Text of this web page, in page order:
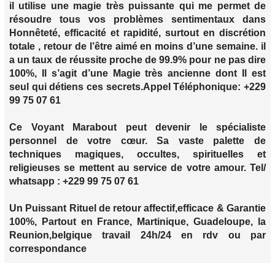
il utilise une magie très puissante qui me permet de
résoudre tous vos problèmes sentimentaux dans
Honnêteté, efficacité et rapidité, surtout en discrétion
totale , retour de l’être aimé en moins d’une semaine. il
a un taux de réussite proche de 99.9% pour ne pas dire
100%, Il s’agit d’une Magie très ancienne dont Il est
seul qui détiens ces secrets.Appel Téléphonique: +229
99 75 07 61
Ce Voyant Marabout peut devenir le spécialiste
personnel de votre cœur. Sa vaste palette de
techniques magiques, occultes, spirituelles et
religieuses se mettent au service de votre amour. Tel/
whatsapp : +229 99 75 07 61
Un Puissant Rituel de retour affectif,efficace & Garantie
100%, Partout en France, Martinique, Guadeloupe, la
Reunion,belgique travail 24h/24 en rdv ou par
correspondance